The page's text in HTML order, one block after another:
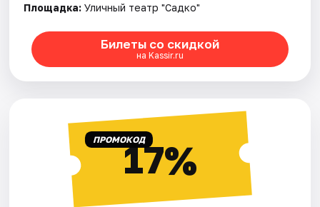
Площадка: Уличный театр "Садко"
Билеты со скидкой
на Kassir.ru
ПРОМОКОД17%